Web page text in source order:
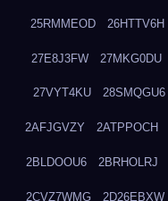
25RMMEOD 26HTTV6H
27E8J3FW 27MKG0DU
27VYT4KU 28SMQGU6
2AFJGVZY 2ATPPOCH
2BLDOOU6 2BRHOLRJ
2CVZ7WMG 2D26EBXW